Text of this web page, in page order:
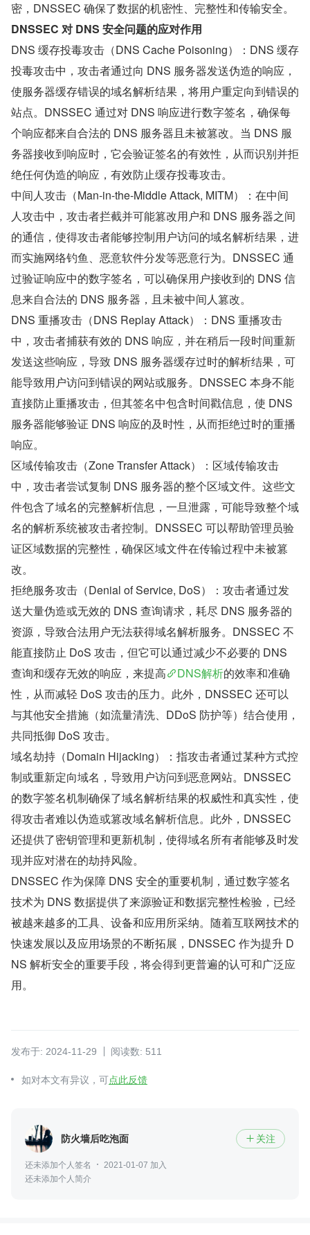
密，DNSSEC 确保了数据的机密性、完整性和传输安全。
DNSSEC 对 DNS 安全问题的应对作用
DNS 缓存投毒攻击（DNS Cache Poisoning）：DNS 缓存
投毒攻击中，攻击者通过向 DNS 服务器发送伪造的响应，
使服务器缓存错误的域名解析结果，将用户重定向到错误的
站点。DNSSEC 通过对 DNS 响应进行数字签名，确保每
个响应都来自合法的 DNS 服务器且未被篡改。当 DNS 服
务器接收到响应时，它会验证签名的有效性，从而识别并拒
绝任何伪造的响应，有效防止缓存投毒攻击。
中间人攻击（Man-in-the-Middle Attack, MITM）：在中间
人攻击中，攻击者拦截并可能篡改用户和 DNS 服务器之间
的通信，使得攻击者能够控制用户访问的域名解析结果，进
而实施网络钓鱼、恶意软件分发等恶意行为。DNSSEC 通
过验证响应中的数字签名，可以确保用户接收到的 DNS 信
息来自合法的 DNS 服务器，且未被中间人篡改。
DNS 重播攻击（DNS Replay Attack）：DNS 重播攻击
中，攻击者捕获有效的 DNS 响应，并在稍后一段时间重新
发送这些响应，导致 DNS 服务器缓存过时的解析结果，可
能导致用户访问到错误的网站或服务。DNSSEC 本身不能
直接防止重播攻击，但其签名中包含时间戳信息，使 DNS
服务器能够验证 DNS 响应的及时性，从而拒绝过时的重播
响应。
区域传输攻击（Zone Transfer Attack）：区域传输攻击
中，攻击者尝试复制 DNS 服务器的整个区域文件。这些文
件包含了域名的完整解析信息，一旦泄露，可能导致整个域
名的解析系统被攻击者控制。DNSSEC 可以帮助管理员验
证区域数据的完整性，确保区域文件在传输过程中未被篡
改。
拒绝服务攻击（Denial of Service, DoS）：攻击者通过发
送大量伪造或无效的 DNS 查询请求，耗尽 DNS 服务器的
资源，导致合法用户无法获得域名解析服务。DNSSEC 不
能直接防止 DoS 攻击，但它可以通过减少不必要的 DNS
查询和缓存无效的响应，来提高
DNS解析的效率和准确
性，从而减轻 DoS 攻击的压力。此外，DNSSEC 还可以
与其他安全措施（如流量清洗、DDoS 防护等）结合使用，
共同抵御 DoS 攻击。
域名劫持（Domain Hijacking）：指攻击者通过某种方式控
制或重新定向域名，导致用户访问到恶意网站。DNSSEC
的数字签名机制确保了域名解析结果的权威性和真实性，使
得攻击者难以伪造或篡改域名解析信息。此外，DNSSEC
还提供了密钥管理和更新机制，使得域名所有者能够及时发
现并应对潜在的劫持风险。
DNSSEC 作为保障 DNS 安全的重要机制，通过数字签名
技术为 DNS 数据提供了来源验证和数据完整性检验，已经
被越来越多的工具、设备和应用所采纳。随着互联网技术的
快速发展以及应用场景的不断拓展，DNSSEC 作为提升 D
NS 解析安全的重要手段，将会得到更普遍的认可和广泛应
用。
发布于: 2024-11-29 阅读数: 511
如对本文有异议，可点此反馈
防火墙后吃泡面  关注
还未添加个人签名
2021-01-07 加入
还未添加个人简介